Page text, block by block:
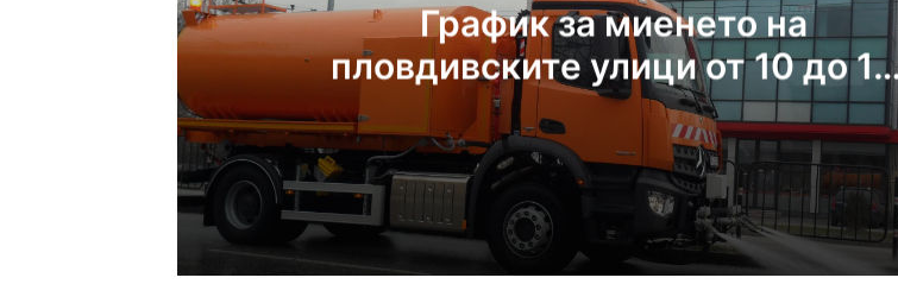
График за миенето на
пловдивските улици от 10 до 14
август
08:30ч, събота, 8 август, 2026
График за миенето на пловдивските улици от 10 до 14 август